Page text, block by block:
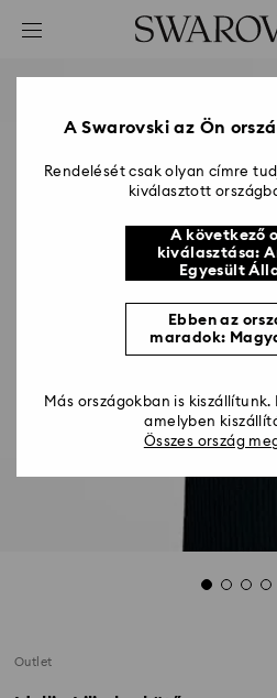
Hozzáférési-kulcs lista
2 - Lábléc
Outlet
A Swarovski az Ön
Rendelését csak olyan címre
kiválasztott
A következő
kiválasztása:
Egyesült
Ebben az
maradok:
Más országokban is
amelyben
Összes ország